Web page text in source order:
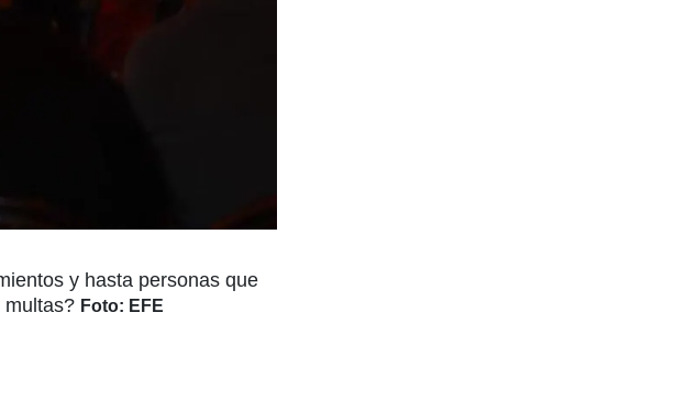
y hasta personas que
multas? Foto: EFE